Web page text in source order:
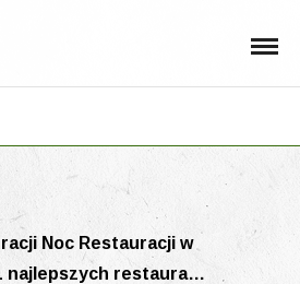
Noc Restauracji w
najlepszych restaura…